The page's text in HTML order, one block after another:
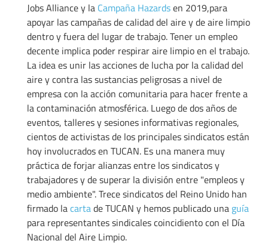
Jobs Alliance y la Campaña Hazardsen 2019,para
apoyar las campañas de calidad del aire y de aire limpio
dentro y fuera del lugar de trabajo. Tener un empleo
decente implica poder respirar aire limpio en el trabajo.
La idea es unir las acciones de lucha por la calidad del
aire y contra las sustancias peligrosas a nivel de
empresa con la acción comunitaria para hacer frente a
la contaminación atmosférica. Luego de dos años de
eventos, talleres y sesiones informativas regionales,
cientos de activistas de los principales sindicatos están
hoy involucrados en TUCAN. Es una manera muy
práctica de forjar alianzas entre los sindicatos y
trabajadores y de superar la división entre "empleos y
medio ambiente". Trece sindicatos del Reino Unido han
firmado lacartade TUCAN y hemos publicado una guía
para representantes sindicales coincidiento con el Día
Nacional del Aire Limpio.